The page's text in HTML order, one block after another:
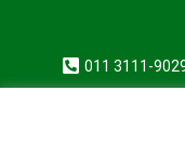
011 3111-